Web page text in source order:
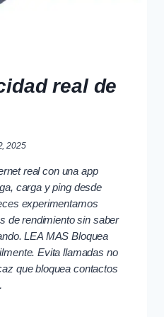
real de
2025
real con una app
carga y ping desde
experimentamos
de rendimiento sin saber
LEA MAS Bloquea
Evita llamadas no
que bloquea contactos